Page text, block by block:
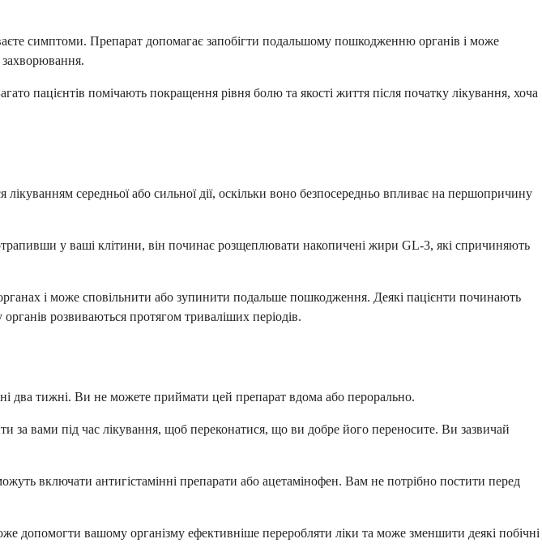
симптоми. Препарат допомагає запобігти подальшому пошкодженню органів і може
пацієнтів помічають покращення рівня болю та якості життя після початку лікування, хоча
середньої або сильної дії, оскільки воно безпосередньо впливає на першопричину
у ваші клітини, він починає розщеплювати накопичені жири GL-3, які спричиняють
і може сповільнити або зупинити подальше пошкодження. Деякі пацієнти починають
розвиваються протягом триваліших періодів.
два тижні. Ви не можете приймати цей препарат вдома або перорально.
за вами під час лікування, щоб переконатися, що ви добре його переносите. Ви зазвичай
включати антигістамінні препарати або ацетамінофен. Вам не потрібно постити перед
допомогти вашому організму ефективніше переробляти ліки та може зменшити деякі побічні